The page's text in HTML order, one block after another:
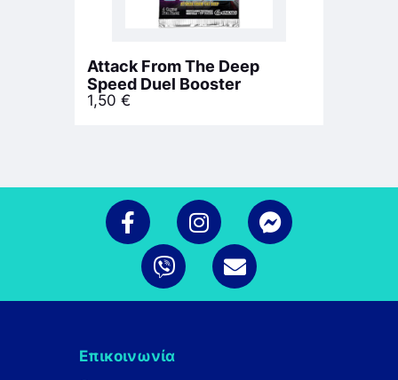
Attack From The Deep
Speed Duel Booster
1,50 €
Επικοινωνία